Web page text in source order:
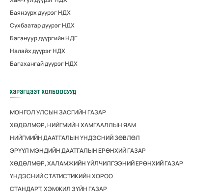
Баянзүрх дүүрэг НДХ
Сүхбаатар дүүрэг НДХ
Багануур дүүргийн НДГ
Налайх дүүрэг НДХ
Багахангай дүүрэг НДХ
ХЭРЭГЦЭЭТ ХОЛБООСУУД
МОНГОЛ УЛСЫН ЗАСГИЙН ГАЗАР
ХӨДӨЛМӨР, НИЙГМИЙН ХАМГААЛЛЫН ЯАМ
НИЙГМИЙН ДААТГАЛЫН ҮНДЭСНИЙ ЗӨВЛӨЛ
ЭРҮҮЛ МЭНДИЙН ДААТГАЛЫН ЕРӨНХИЙ ГАЗАР
ХӨДӨЛМӨР, ХАЛАМЖИЙН ҮЙЛЧИЛГЭЭНИЙ ЕРӨНХИЙ ГАЗАР
ҮНДЭСНИЙ СТАТИСТИКИЙН ХОРОО
СТАНДАРТ, ХЭМЖИЛ ЗҮЙН ГАЗАР